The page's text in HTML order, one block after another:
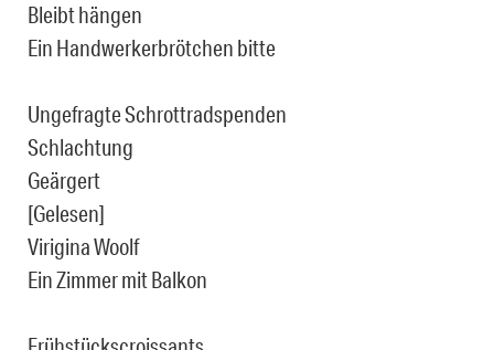
Bleibt hängen
Ein Handwerkerbrötchen bitte
Ungefragte Schrottradspenden
Schlachtung
Geärgert
[Gelesen]
Virigina Woolf
Ein Zimmer mit Balkon